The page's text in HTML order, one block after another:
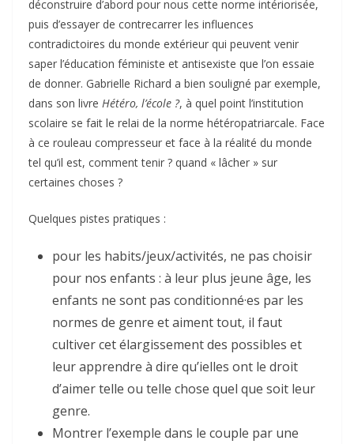
déconstruire d’abord pour nous cette norme intériorisée,
puis d’essayer de contrecarrer les influences
contradictoires du monde extérieur qui peuvent venir
saper l’éducation féministe et antisexiste que l’on essaie
de donner. Gabrielle Richard a bien souligné par exemple,
dans son livre Hétéro, l’école ?, à quel point l’institution
scolaire se fait le relai de la norme hétéropatriarcale. Face
à ce rouleau compresseur et face à la réalité du monde
tel qu’il est, comment tenir ? quand « lâcher » sur
certaines choses ?
Quelques pistes pratiques :
pour les habits/jeux/activités, ne pas choisir
pour nos enfants : à leur plus jeune âge, les
enfants ne sont pas conditionné·es par les
normes de genre et aiment tout, il faut
cultiver cet élargissement des possibles et
leur apprendre à dire qu’ielles ont le droit
d’aimer telle ou telle chose quel que soit leur
genre.
Montrer l’exemple dans le couple par une